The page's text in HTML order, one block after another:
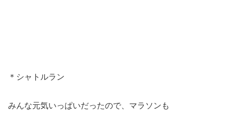
＊シャトルラン
みんな元気いっぱいだったので、マラソンも